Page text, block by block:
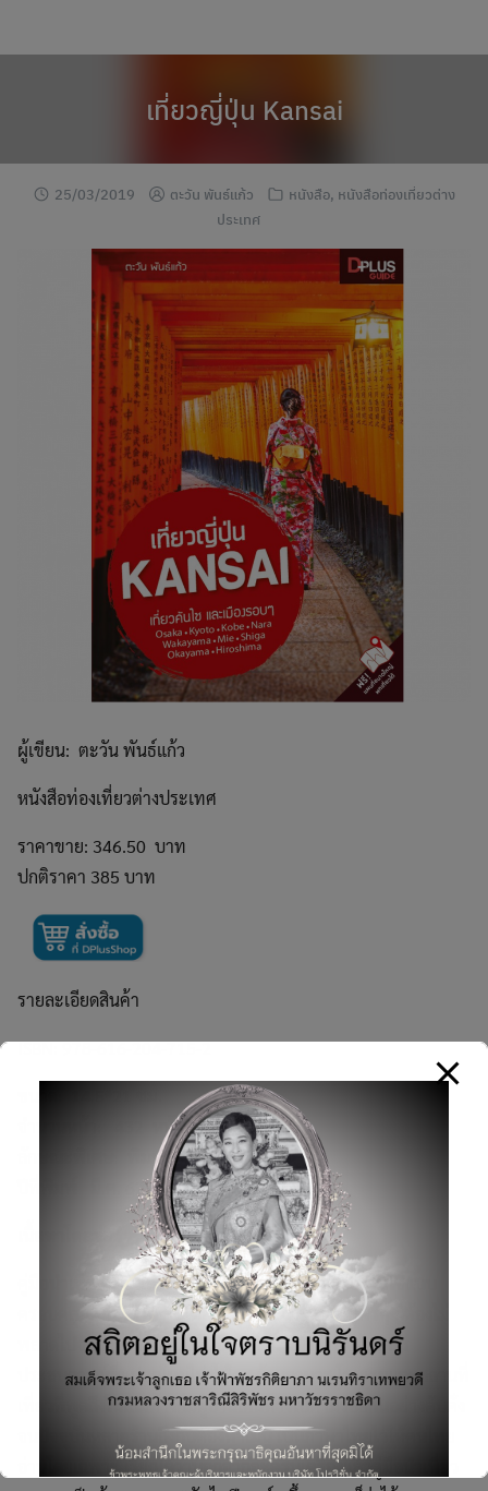
เที่ยวญี่ปุ่น Kansai
25/03/2019 ตะวัน พันธ์แก้ว หนังสือ, หนังสือท่องเที่ยวต่าง
ประเทศ
ผู้เขียน: ตะวัน พันธ์แก้ว
หนังสือท่องเที่ยวต่างประเทศ
ราคาขาย: 346.50 บาท
ปกติราคา 385 บาท
รายละเอียดสินค้า
ISBN: 978-616-204-715-2
จำนวนหน้า: 432 หน้า
ลักษณะพิเศษ: พิมพ์ 4 สี
ปีที่พิมพ์ มี.ค. 62
คู่มือนำเที่ยวเพียงเล่มเดียวที่นำเสนอที่กินที่เที่ยวในคันไซแบบ
ครอบคลุมทุกจังหวัด ตั้งแต่สถานที่เที่ยวมหาชนที่ใครๆ ก็ต้องไม่
พลาดไปจนถึงที่เที่ยวแบบอันซีนที่ท้าทาย ขาลุยผู้ต้องการ
ประสบการณ์ที่แปลกใหม่ไม่ซ้ำใคร ร้านอาหาร โรงแรมและสถานที่
เที่ยวที่พูดถึงในเล่มต่างก็มีผู้อ่านเดินทางไปตามรอยกันอย่างคับคั่ง
จนปัจจุบันหลายร้านถึงกับต้องทำเมนู เป็นภาษาไทยไว้ให้คนไทย
อ่านโดยเฉพาะ เรียกได้ว่านอกจากจะครบเครื่องแล้วคู่มือนำเที่ยว